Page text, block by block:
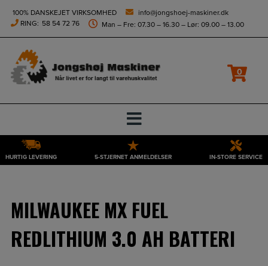
height="0" width="0" style="display:none;visibility:hidden">
Hop
100% DANSKEJET VIRKSOMHED
info@jongshoej-maskiner.dk
RING: 58 54 72 76 Man – Fre: 07.30 – 16.30 – Lør: 09.00 – 13.00
0
HURTIG LEVERING 5-STJERNET ANMELDELSER IN-STORE SERVICE
MILWAUKEE MX FUEL
REDLITHIUM 3.0 AH BATTERI